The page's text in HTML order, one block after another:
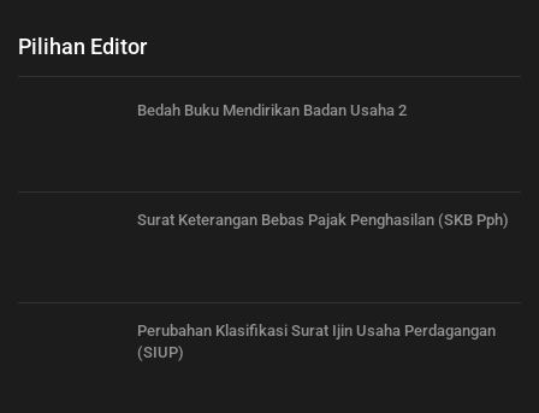
Pilihan Editor
Bedah Buku Mendirikan Badan Usaha 2
Surat Keterangan Bebas Pajak Penghasilan (SKB Pph)
Perubahan Klasifikasi Surat Ijin Usaha Perdagangan
(SIUP)